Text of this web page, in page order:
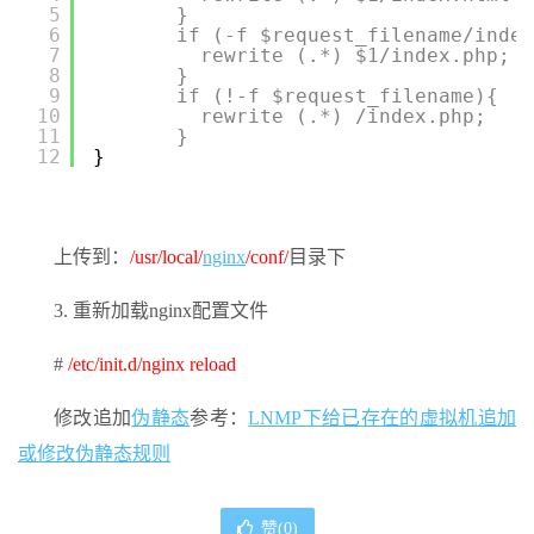
5
6
7
8
9
10
11
12
}
if (-f $request_filename/
rewrite (.*) $1/index.php;
}
if (!-f $request_filename){
rewrite (.*) /index.php;
}
}
上传到： /usr/local/nginx/conf/目录下
3. 重新加载nginx配置文件
# /etc/init.d/nginx reload
修改追加伪静态参考：LNMP下给已存在的虚拟机追加
或修改伪静态规则
赞(0)